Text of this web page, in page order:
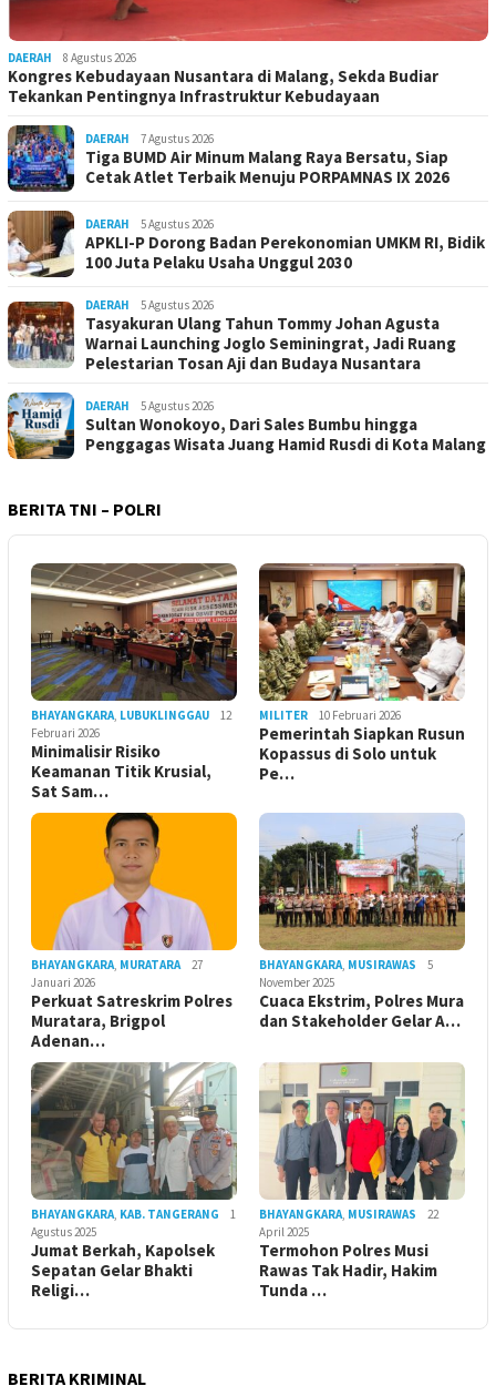
DAERAH 8 Agustus 2026
Kongres Kebudayaan Nusantara di Malang, Sekda Budiar
Tekankan Pentingnya Infrastruktur Kebudayaan
DAERAH 7 Agustus 2026
Tiga BUMD Air Minum Malang Raya Bersatu, Siap
Cetak Atlet Terbaik Menuju PORPAMNAS IX 2026
DAERAH 5 Agustus 2026
APKLI-P Dorong Badan Perekonomian UMKM RI, Bidik
100 Juta Pelaku Usaha Unggul 2030
DAERAH 5 Agustus 2026
Tasyakuran Ulang Tahun Tommy Johan Agusta
Warnai Launching Joglo Seminingrat, Jadi Ruang
Pelestarian Tosan Aji dan Budaya Nusantara
DAERAH 5 Agustus 2026
Sultan Wonokoyo, Dari Sales Bumbu hingga
Penggagas Wisata Juang Hamid Rusdi di Kota Malang
BERITA TNI – POLRI
BHAYANGKARA, LUBUKLINGGAU
12
Februari 2026
Minimalisir Risiko
Keamanan Titik Krusial,
Sat Sam…
MILITER 10 Februari 2026
Pemerintah Siapkan Rusun
Kopassus di Solo untuk
Pe…
BHAYANGKARA, MURATARA
27
Januari 2026
Perkuat Satreskrim Polres
Muratara, Brigpol
Adenan…
BHAYANGKARA, MUSIRAWAS
5
November 2025
Cuaca Ekstrim, Polres Mura
dan Stakeholder Gelar A…
BHAYANGKARA, KAB. TANGERANG
1
Agustus 2025
Jumat Berkah, Kapolsek
Sepatan Gelar Bhakti
Religi…
BHAYANGKARA, MUSIRAWAS
22
April 2025
Termohon Polres Musi
Rawas Tak Hadir, Hakim
Tunda …
BERITA KRIMINAL